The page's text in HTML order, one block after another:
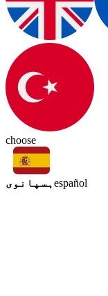
choose
ہسپانوی español